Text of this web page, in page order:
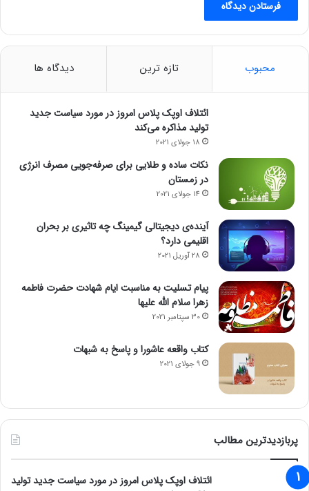
محبوب تازه ترین دیدگاه ها
ائتلاف اوپک پلاس امروز در مورد سیاست جدید
تولید مذاکره می‌کند
18 جولای 2021
نکات ساده و طلایی برای صرفه‌جویی مصرف انرژی
در زمستان
14 جولای 2021
آینده‌ی دیجیتالی گیمینگ چه تاثیری بر بحران
اقلیمی دارد؟
28 آوریل 2021
پیام تسلیت به مناسبت ایام شهادت حضرت فاطمه
زهرا سلام الله علیها
30 سپتامبر 2021
کتاب واقعه عاشورا و پاسخ به شبهات
9 جولای 2021
پربازدیدترین مطالب
ائتلاف اوپک پلاس امروز در مورد سیاست جدید تولید